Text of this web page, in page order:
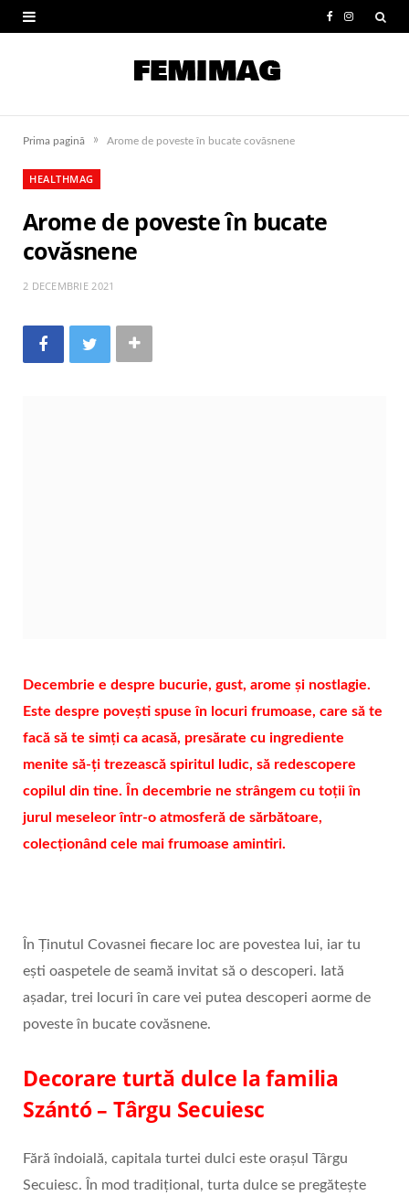
e
I
t
Prima pagină » Arome de poveste în bucate covăsnene
HEALTHMAG
Arome de poveste în bucate
covăsnene
2 DECEMBRIE 2021
Decembrie e despre bucurie, gust, arome și nostlagie.
Este despre povești spuse în locuri frumoase, care să te
facă să te simți ca acasă, presărate cu ingrediente
menite să-ți trezească spiritul ludic, să redescopere
copilul din tine. În decembrie ne strângem cu toții în
jurul meseleor într-o atmosferă de sărbătoare,
colecționând cele mai frumoase amintiri.
În Ținutul Covasnei fiecare loc are povestea lui, iar tu
ești oaspetele de seamă invitat să o descoperi. Iată
așadar, trei locuri în care vei putea descoperi aorme de
poveste în bucate covăsnene.
Decorare turtă dulce la familia
Szántó – Târgu Secuiesc
Fără îndoială, capitala turtei dulci este orașul Târgu
Secuiesc. În mod tradițional, turta dulce se pregătește